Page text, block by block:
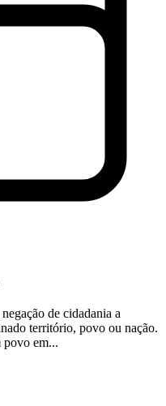
de cidadania a
território, povo ou nação.
povo em...